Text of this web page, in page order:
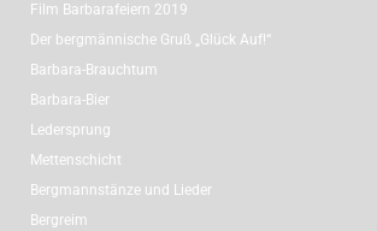
Film Barbarafeiern 2019
Der bergmännische Gruß „Glück Auf!“
Barbara-Brauchtum
Barbara-Bier
Ledersprung
Mettenschicht
Bergmannstänze und Lieder
Bergreim